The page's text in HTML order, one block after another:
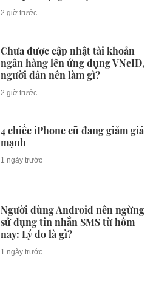
2 giờ trước
Chưa được cập nhật tài khoản
ngân hàng lên ứng dụng VNeID,
người dân nên làm gì?
2 giờ trước
4 chiếc iPhone cũ đang giảm giá
mạnh
1 ngày trước
Người dùng Android nên ngừng
sử dụng tin nhắn SMS từ hôm
nay: Lý do là gì?
1 ngày trước